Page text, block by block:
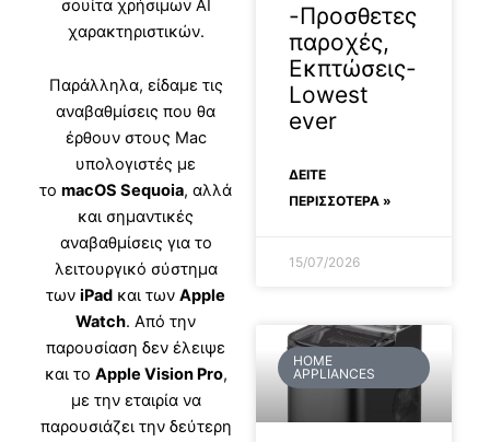
σουίτα χρήσιμων AI
χαρακτηριστικών.
Παράλληλα, είδαμε τις
αναβαθμίσεις που θα
έρθουν στους Mac
υπολογιστές με
τοmacOS Sequoia, αλλά
και σημαντικές
αναβαθμίσεις για το
λειτουργικό σύστημα
τωνiPad και τωνApple
Watch. Από την
παρουσίαση δεν έλειψε
και το Apple Vision Pro,
με την εταιρία να
παρουσιάζει την δεύτερη
-Προσθετες
παροχές,
Εκπτώσεις-
Lowest
ever
ΔΕΊΤΕ
ΠΕΡΙΣΣΟΤΕΡΑ »
15/07/2026
HOME
APPLIANCES